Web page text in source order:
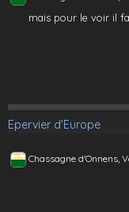
mais pour le voir il
Epervier d'Europe
Chassagne d'Onnens,